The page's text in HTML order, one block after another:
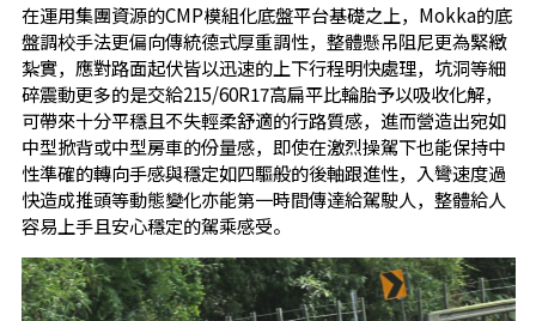
在運用集團資源的CMP模組化底盤平台基礎之上，Mokka的底
盤調校手法更偏向傳統德式厚重調性，整體懸吊阻尼更為緊緻
紮實，應對路面起伏皆以迅速的上下行程明快處理，坑洞等細
碎震動更多的是交給215/60R17高扁平比輪胎予以吸收化解，
可帶來十分平穩且不失輕柔舒適的行路質感，進而營造出宛如
中型掀背或中型房車的份量感，即使在激烈操駕下也能保持中
性準確的轉向手感與穩定如四驅般的後軸跟進性，入彎速度過
快造成推頭等動態變化亦能第一時間傳達給駕駛人，整體給人
容易上手且安心穩定的駕乘感受。